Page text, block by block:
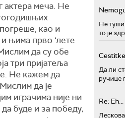
актера меча. Не
као и
њима прво ‘лете
да су обе
три пријатеља
Не кажем да
да је
играчима није ни
да буде и за победу,
Не
то је
Да ли
ручице
Re: Eh...